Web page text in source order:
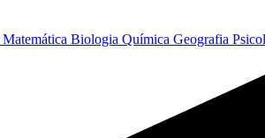
Matemática Biologia Química Geografia